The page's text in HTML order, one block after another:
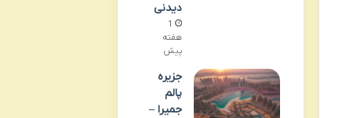
دیدنی
1
هفته
پیش
جزیره
پالم
جمیرا –